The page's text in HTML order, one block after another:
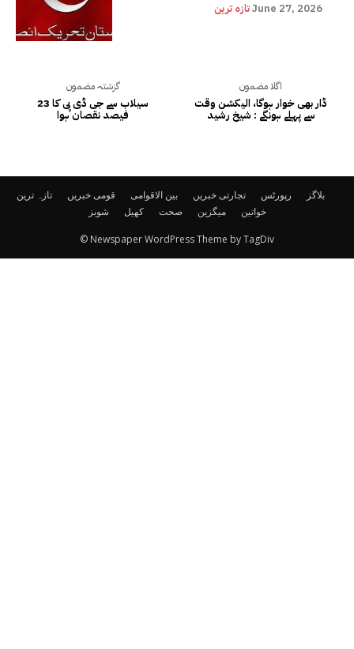
تازہ ترینJune 27, 2026
گزشتہ مضمون
سیلاب سے جی ڈی پی کا 23
فیصد نقصان ہوا
اگلا مضمون
ڈار بھی خوار ہوگا، الیکشن وقت
سے پہلے ہونگے : شیخ رشید
تازہ ترین قومی خبریں بین الاقوامی تجارتی خبریں رپورٹس
بلاگز
شوبز
کھیل صحت میگزین خواتین
© Newspaper WordPress Theme by TagDiv